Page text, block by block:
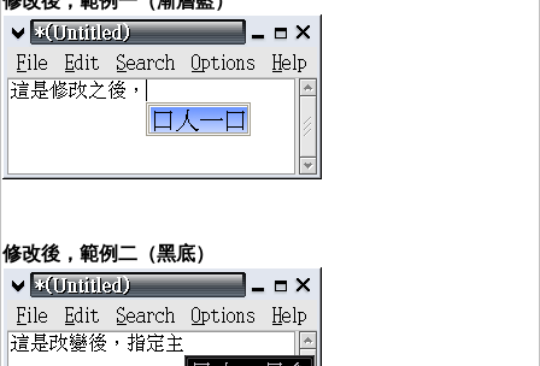
修改後，範例二（黑底）